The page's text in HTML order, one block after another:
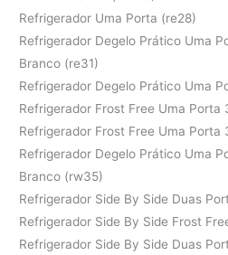
Refrigerador Uma Porta (re28)
Refrigerador Degelo Prático Uma
Branco (re31)
Refrigerador Degelo Prático Uma
Refrigerador Frost Free Uma Porta
Refrigerador Frost Free Uma
Refrigerador Degelo Prático Uma
Branco (rw35)
Refrigerador Side By Side Duas
Refrigerador Side By Side Frost
Refrigerador Side By Side Duas